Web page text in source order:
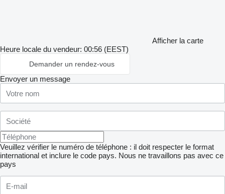
Afficher la carte
Heure locale du vendeur: 00:56 (EEST)
Demander un rendez-vous
Envoyer un message
Veuillez vérifier le numéro de téléphone : il doit respecter le format
international et inclure le code pays. Nous ne travaillons pas avec ce
pays